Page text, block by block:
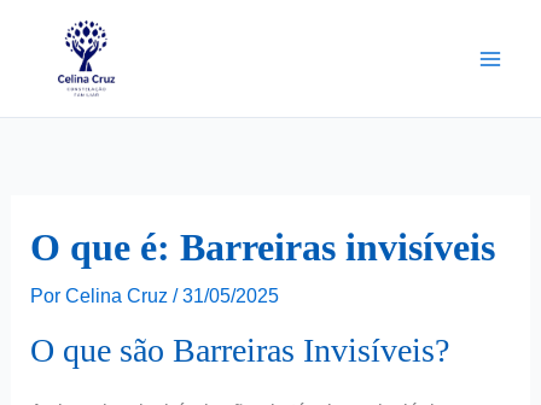
O que é: Barreiras invisíveis
Por Celina Cruz / 31/05/2025
O que são Barreiras Invisíveis?